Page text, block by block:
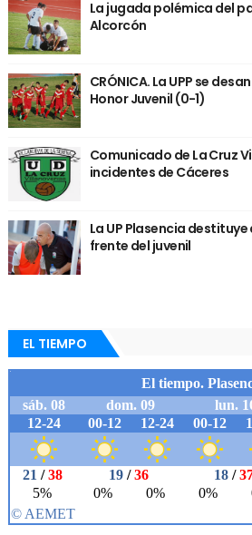
La jugada polémica del
Alcorcón
CRÓNICA. La UPP se
Honor Juvenil (0-1)
Comunicado de La Cruz
incidentes de Cáceres
La UP Plasencia
frente del juvenil
EL TIEMPO